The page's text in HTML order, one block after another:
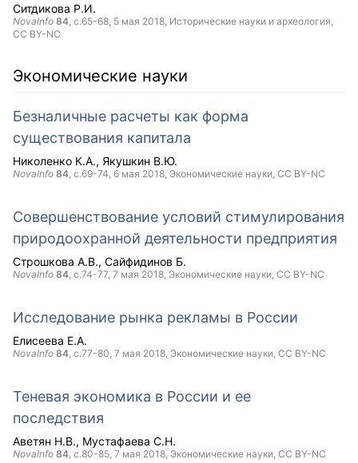
Ситдикова Р.И.
NovaInfo 84, с.65-68, 5 мая 2018, Исторические науки и археология,
CC BY-NC
Экономические науки
Безналичные расчеты как форма
существования капитала
Николенко К.А. Якушкин В.Ю.
NovaInfo 84, с.69-74, 6 мая 2018, Экономические науки, CC BY-NC
Совершенствование условий стимулирования
природоохранной деятельности предприятия
Строшкова А.В. Сайфидинов Б.
NovaInfo 84, с.74-77, 7 мая 2018, Экономические науки, CC BY-NC
Исследование рынка рекламы в России
Елисеева Е.А.
NovaInfo 84, с.77-80, 7 мая 2018, Экономические науки, CC BY-NC
Теневая экономика в Росcии и ее
последствия
Аветян Н.В. Мустафаева С.Н.
NovaInfo 84, с.80-85, 7 мая 2018, Экономические науки, CC BY-NC